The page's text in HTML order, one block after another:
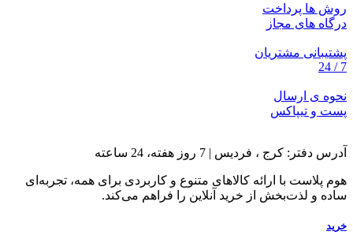
روش ها پرداخت
درگاه های مجاز
پشتیبانی مشتریان
7 / 24
نحوه ی ارسال
پست و تیپاکس
آدرس دفتر: کرج ، فردیس | 7 روز هفته، 24 ساعته
هوم پلاست با ارائه کالاهای متنوع و کاربردی برای همه، تجربه‌ای
ساده و لذت‌بخش از خرید آنلاین را فراهم می‌کند.
خرید